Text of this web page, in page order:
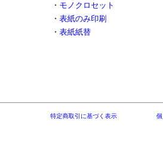
・ モノクロセット
・ 表紙のみ印刷
・ 表紙紙替
特定商取引に基づく表示